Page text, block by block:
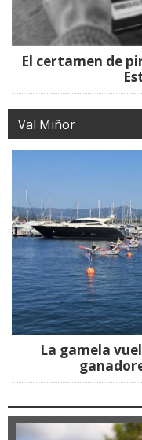
El certamen de
Val Miñor
La gamela